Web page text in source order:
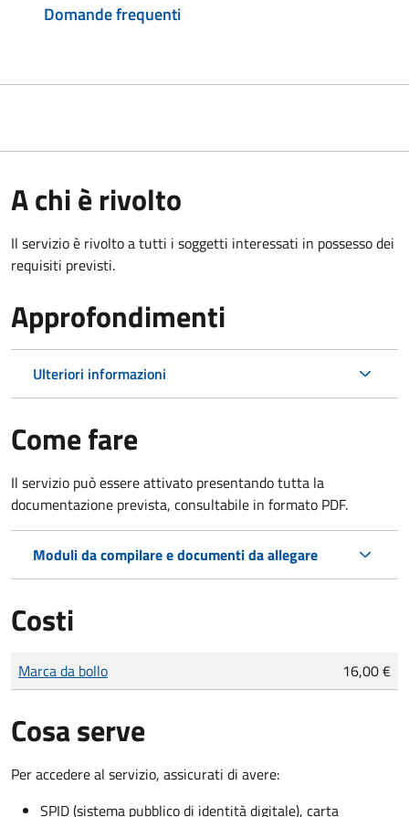
Domande frequenti
A chi è rivolto
Il servizio è rivolto a tutti i soggetti interessati in possesso dei
requisiti previsti.
Approfondimenti
Ulteriori informazioni
Come fare
Il servizio può essere attivato presentando tutta la
documentazione prevista, consultabile in formato PDF.
Moduli da compilare e documenti da allegare
Costi
Tipo di pagamento
Importo
Marca da bollo 16,00 €
Cosa serve
Per accedere al servizio, assicurati di avere:
SPID (sistema pubblico di identità digitale), carta